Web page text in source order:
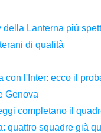
Lanterna più
di qualità
con l'Inter: ecco il
Genova
completano il
quattro squadre già